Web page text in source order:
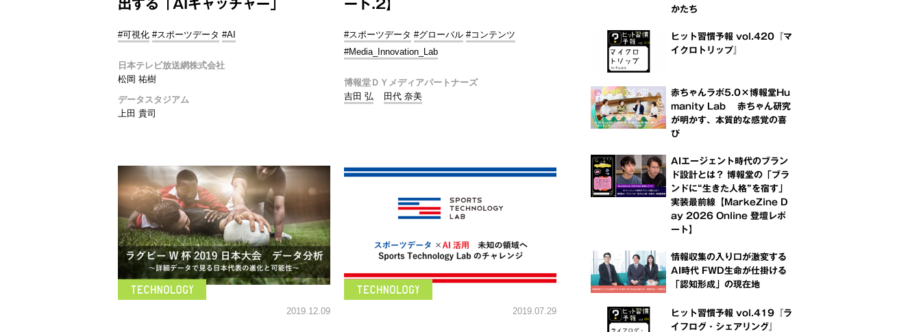
出する「AIキャッチャー」
#可視化 #スポーツデータ #AI
日本テレビ放送網株式会社
松岡 祐樹
データスタジアム
上田 貴司
ート.2】
#スポーツデータ #グローバル #コンテンツ
#Media_Innovation_Lab
博報堂ＤＹメディアパートナーズ
吉田 弘
田代 奈美
2019.12.09 2019.07.29
かたち
ヒット習慣予報 vol.420『マ
イクロトリップ』
赤ちゃんラボ5.0×博報堂Hu
manity Lab 赤ちゃん研究
が明かす、本質的な感覚の喜
び
AIエージェント時代のブラン
ド設計とは？ 博報堂の「ブラ
ンドに“生きた人格”を宿す」
実装最前線【MarkeZine D
ay 2026 Online 登壇レポ
ート】
情報収集の入り口が激変する
AI時代 FWD生命が仕掛ける
「認知形成」の現在地
ヒット習慣予報 vol.419『ラ
イフログ・シェアリング』